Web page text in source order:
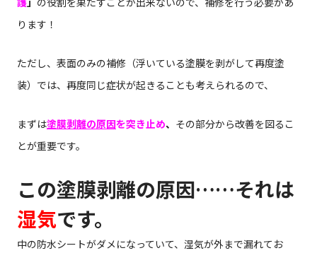
ります！
ただし、表面のみの補修（浮いている塗膜を剥がして再度塗
装）では、再度同じ症状が起きることも考えられるので、
まずは塗膜剥離の原因を突き止め、 その部分から改善を図るこ
とが重要です。
この塗膜剥離の原因……それは
湿気です。
中の防水シートがダメになっていて、湿気が外まで漏れてお